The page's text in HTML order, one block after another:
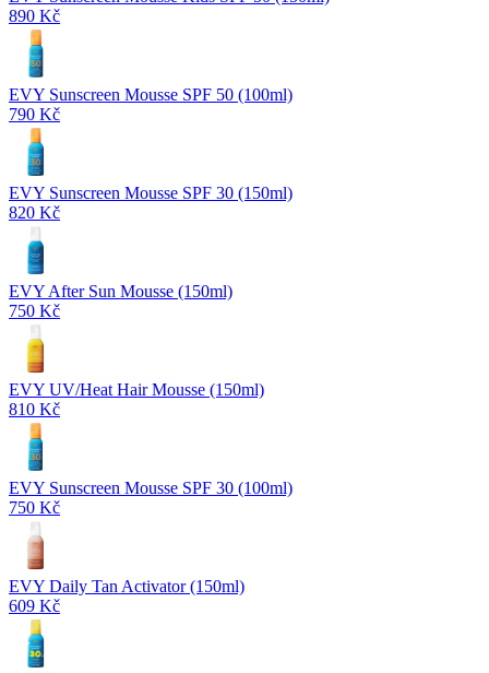
890 Kč
EVY Sunscreen Mousse SPF 50 (100ml)
790 Kč
EVY Sunscreen Mousse SPF 30 (150ml)
820 Kč
EVY After Sun Mousse (150ml)
750 Kč
EVY UV/Heat Hair Mousse (150ml)
810 Kč
EVY Sunscreen Mousse SPF 30 (100ml)
750 Kč
EVY Daily Tan Activator (150ml)
609 Kč